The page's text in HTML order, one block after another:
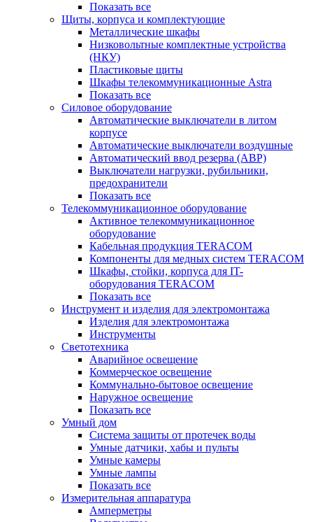
Показать все
Щиты, корпуса и комплектующие
Металлические шкафы
Низковольтные комплектные устройства
(НКУ)
Пластиковые щиты
Шкафы телекоммуникационные Astra
Показать все
Силовое оборудование
Автоматические выключатели в литом
корпусе
Автоматические выключатели воздушные
Автоматический ввод резерва (АВР)
Выключатели нагрузки, рубильники,
предохранители
Показать все
Телекоммуникационное оборудование
Активное телекоммуникационное
оборудование
Кабельная продукция TERACOM
Компоненты для медных систем TERACOM
Шкафы, стойки, корпуса для IT-
оборудования TERACOM
Показать все
Инструмент и изделия для электромонтажа
Изделия для электромонтажа
Инструменты
Светотехника
Аварийное освещение
Коммерческое освещение
Коммунально-бытовое освещение
Наружное освещение
Показать все
Умный дом
Система защиты от протечек воды
Умные датчики, хабы и пульты
Умные камеры
Умные лампы
Показать все
Измерительная аппаратура
Амперметры